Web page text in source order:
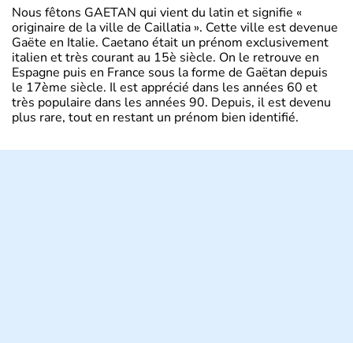
Nous fêtons GAETAN qui vient du latin et signifie «
originaire de la ville de Caillatia ». Cette ville est devenue
Gaëte en Italie. Caetano était un prénom exclusivement
italien et très courant au 15è siècle. On le retrouve en
Espagne puis en France sous la forme de Gaëtan depuis
le 17ème siècle. Il est apprécié dans les années 60 et
très populaire dans les années 90. Depuis, il est devenu
plus rare, tout en restant un prénom bien identifié.